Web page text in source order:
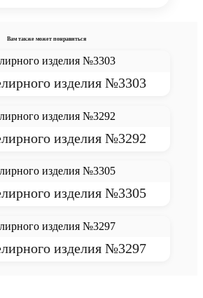
Вам также может понравиться
изделия №3303
изделия №3292
изделия №3305
изделия №3297